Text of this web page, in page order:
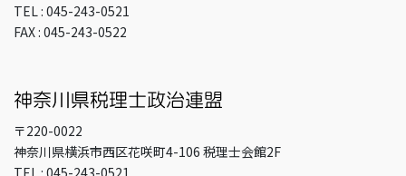
TEL : 045-243-0521
FAX : 045-243-0522
〒220-0022
神奈川県横浜市西区花咲町4-106 税理士会館2F
TEL : 045-243-0521